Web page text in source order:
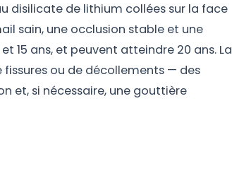
disilicate de lithium collées sur la face
sain, une occlusion stable et une
15 ans, et peuvent atteindre 20 ans. La
ou de décollements — des
et, si nécessaire, une gouttière